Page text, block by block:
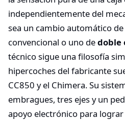
independientemente del
sea un cambio automático
convencional o uno dedoble
técnico sigue una filosofía
hipercoches del fabricante
CC850 y el Chimera. Su
embragues, tres ejes y un
apoyo electrónico para